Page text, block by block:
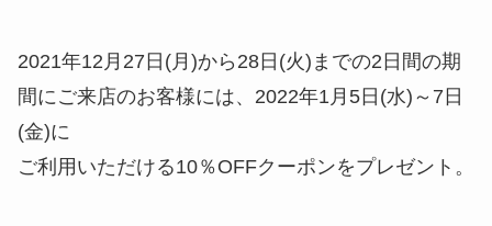
2021年12月27日(月)から28日(火)までの2日間の期
間にご来店のお客様には、2022年1月5日(水)～7日
(金)に
ご利用いただける10％OFFクーポンをプレゼント。